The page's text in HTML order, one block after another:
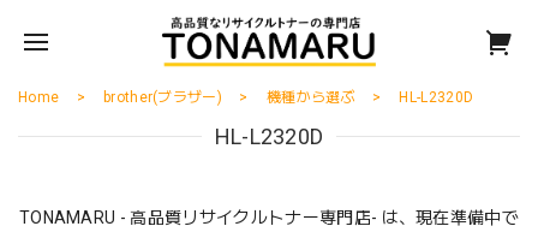
Home brother(ブラザー) 機種から選ぶ HL-L2320D
HL-L2320D
TONAMARU - 高品質リサイクルトナー専門店- は、現在準備中で